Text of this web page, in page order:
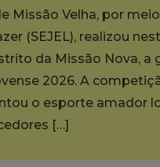
Missão Velha, por
(SEJEL), realizou
da Missão Nova, a
2026. A
o esporte amador
[…]